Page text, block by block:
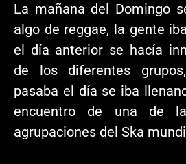
La mañana del Domingo
algo de reggae, la gente
el día anterior se hacía
de los diferentes
pasaba el día se iba
encuentro de una de
agrupaciones del Ska